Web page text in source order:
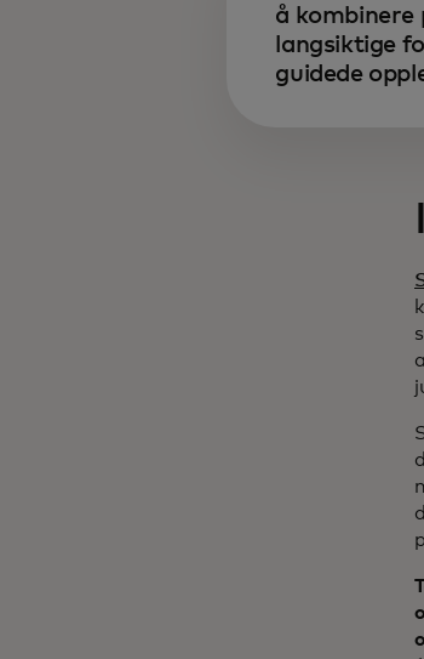
å kombinere
langsiktige
guidede